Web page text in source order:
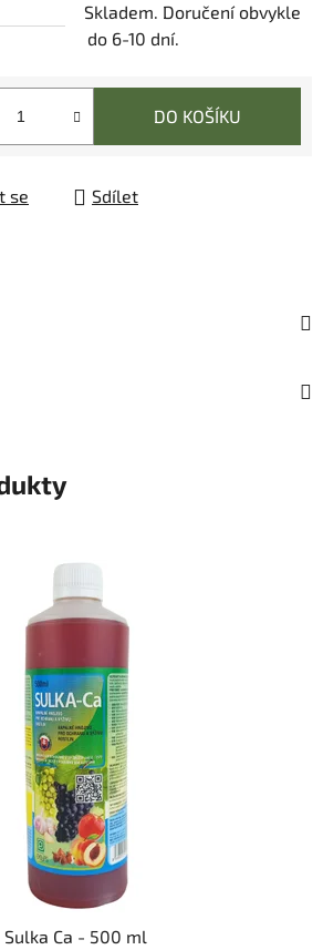
Skladem. Doručení obvykle
do 6-10 dní.
DO KOŠÍKU
se Sdílet
Sulka Ca - 500 ml